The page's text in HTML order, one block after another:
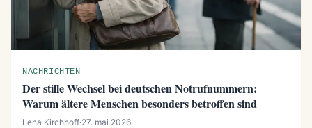
NACHRICHTEN
Der stille Wechsel bei deutschen Notrufnummern:
Warum ältere Menschen besonders betroffen sind
Lena Kirchhoff·27. mai 2026